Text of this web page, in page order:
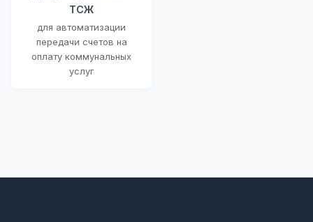
ТСЖ
для автоматизации
передачи счетов на
оплату коммунальных
услуг